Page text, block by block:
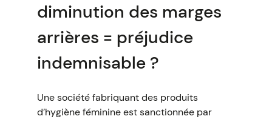
diminution des marges
arrières = préjudice
indemnisable ?
Une société fabriquant des produits
d’hygiène féminine est sanctionnée par